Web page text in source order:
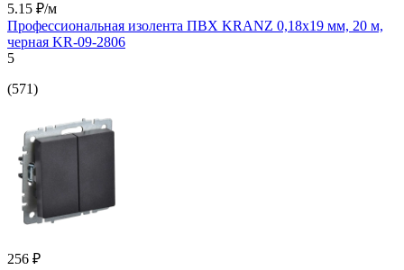
5.15 ₽/м
Профессиональная изолента ПВХ KRANZ 0,18х19 мм, 20 м,
черная KR-09-2806
5
(571)
256 ₽